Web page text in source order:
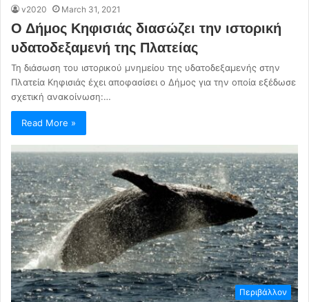
v2020 March 31, 2021
Ο Δήμος Κηφισιάς διασώζει την ιστορική
υδατοδεξαμενή της Πλατείας
Τη διάσωση του ιστορικού μνημείου της υδατοδεξαμενής στην
Πλατεία Κηφισιάς έχει αποφασίσει ο Δήμος για την οποία εξέδωσε
σχετική ανακοίνωση:…
Read More »
Περιβάλλον